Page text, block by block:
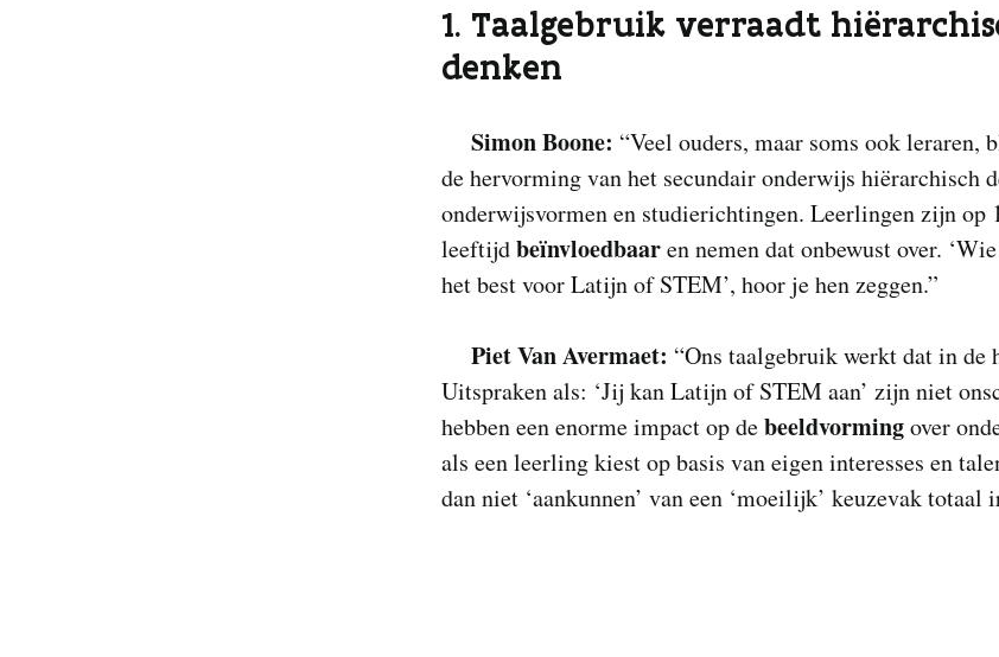
1. Taalgebruik verraadt
denken
Simon Boone: “Veel ouders, maar soms ook leraren,
de hervorming van het secundair onderwijs hiërarchisch
onderwijsvormen en studierichtingen. Leerlingen zijn op
leeftijdbeïnvloedbaaren nemen dat onbewust over.
het best voor Latijn of STEM’, hoor je hen zeggen.”
Piet Van Avermaet: “Ons taalgebruik werkt dat in de
Uitspraken als: ‘Jij kan Latijn of STEM aan’ zijn niet
hebben een enorme impact op debeeldvormingover
als een leerling kiest op basis van eigen interesses en
dan niet ‘aankunnen’ van een ‘moeilijk’ keuzevak totaal